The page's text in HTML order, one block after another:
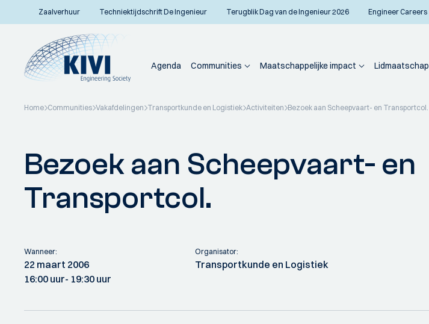
Zaalverhuur Techniektijdschrift De Ingenieur Terugblik Dag van de Ingenieur 2026 Engineer Careers
Agenda Communities Maatschappelijke impact Lidmaatschap
Home Communities Vakafdelingen Transportkunde en Logistiek Activiteiten Bezoek aan Scheepvaart- en Transportcol.
Bezoek aan Scheepvaart- en
Transportcol.
Wanneer:
22 maart 2006
16:00 uur- 19:30 uur
Organisator:
Transportkunde en Logistiek